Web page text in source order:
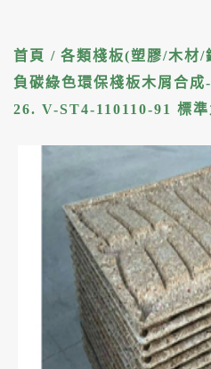
首頁 / 各類棧板(塑膠/木材/
負碳綠色環保棧板木屑合
26. V-ST4-110110-91 標